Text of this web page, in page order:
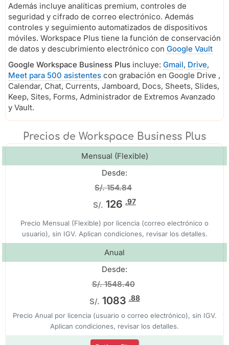
Además incluye analíticas premium, controles de
seguridad y cifrado de correo electrónico. Además
controles y seguimiento automatizados de dispositivos
móviles. Workspace Plus tiene la función de conservación
de datos y descubrimiento electrónico con Google Vault
Google Workspace Business Plus incluye: Gmail, Drive,
Meet para 500 asistentes con grabación en Google Drive ,
Calendar, Chat, Currents, Jamboard, Docs, Sheets, Slides,
Keep, Sites, Forms, Administrador de Extremos Avanzado
y Vault.
Precios de Workspace Business Plus
Mensual (Flexible)
Desde:
S/. 154.84
S/. 126 .97
Precio Mensual (Flexible) por licencia (correo electrónico o
usuario), sin IGV. Aplican condiciones, revisar los detalles.
Anual
Desde:
S/. 1548.40
S/. 1083 .88
Precio Anual por licencia (usuario o correo electrónico), sin IGV.
Aplican condiciones, revisar los detalles.